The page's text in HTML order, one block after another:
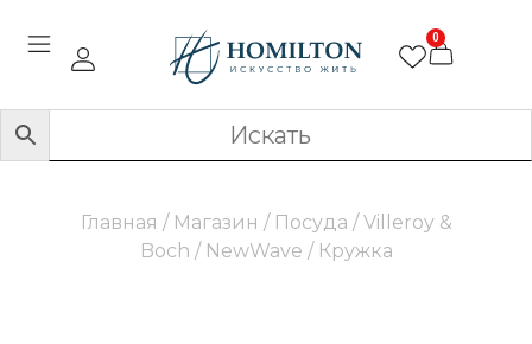
0
Главная / Магазин / Посуда / Villeroy &
Boch / NewWave / Кружка